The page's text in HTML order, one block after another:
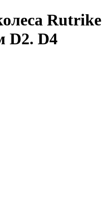
Rutrike
D2. D4